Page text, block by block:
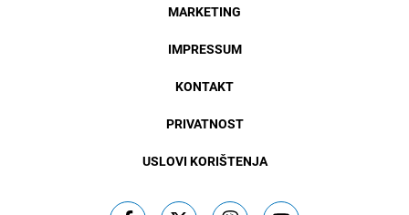
MARKETING
IMPRESSUM
KONTAKT
PRIVATNOST
USLOVI KORIŠTENJA